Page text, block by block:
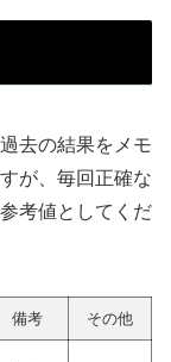
去の結果をメモ
が、毎回正確な
考値としてくだ
備考 その他